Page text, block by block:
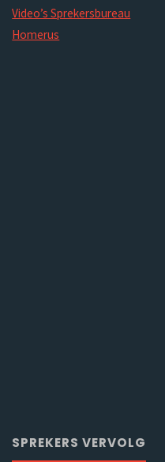
Video’s Sprekersbureau
Homerus
SPREKERS VERVOLG